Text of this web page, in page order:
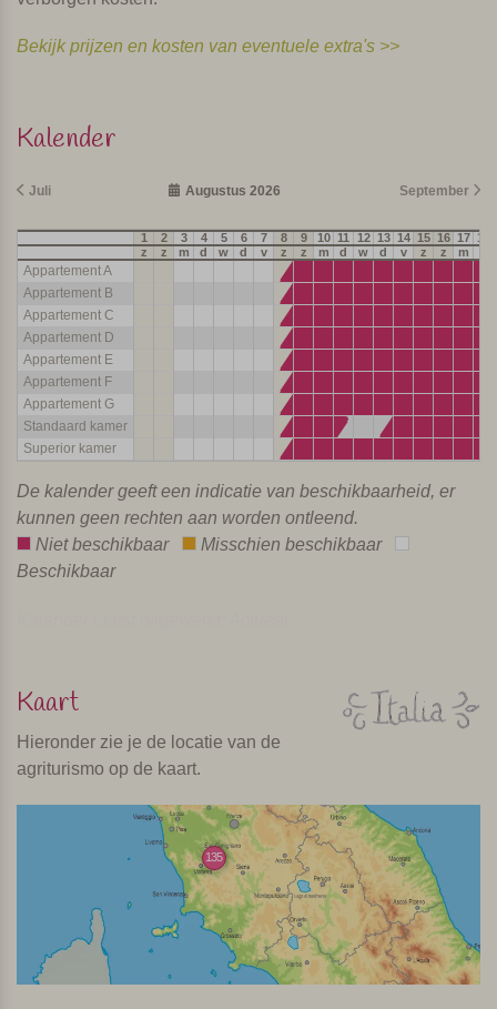
Bekijk prijzen en kosten van eventuele extra's >>
Kalender
Juli Augustus 2026 September
1 2 3 4 5 6 7 8 9 10 11 12 13 14 15 16 17 18
z
z m d w d v z z m d w d v z z m
Appartement A
Appartement B
Appartement C
Appartement D
Appartement E
Appartement F
Appartement G
Standaard kamer
Superior kamer
De kalender geeft een indicatie van beschikbaarheid, er
kunnen geen rechten aan worden ontleend.
Niet beschikbaar
Misschien beschikbaar
Beschikbaar
Kaart
Hieronder zie je de locatie van de
agriturismo op de kaart.
135